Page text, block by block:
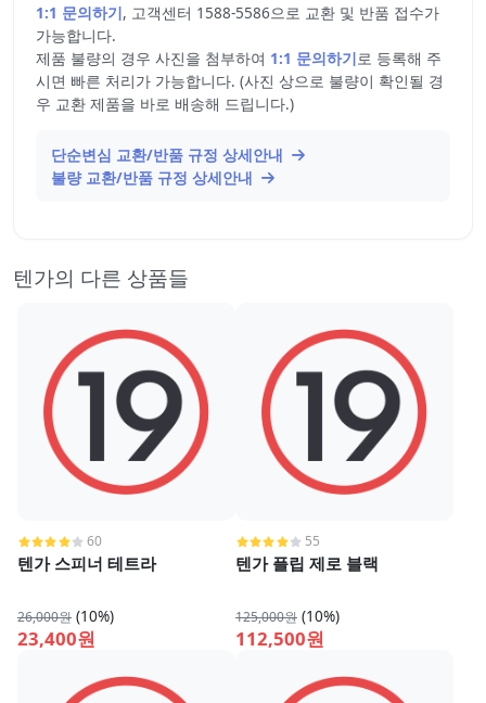
1:1 문의하기, 고객센터 1588-5586으로 교환 및 반품 접수가
가능합니다.
제품 불량의 경우 사진을 첨부하여 1:1 문의하기로 등록해 주
시면 빠른 처리가 가능합니다. (사진 상으로 불량이 확인될 경
우 교환 제품을 바로 배송해 드립니다.)
단순변심 교환/반품 규정 상세안내
불량 교환/반품 규정 상세안내
텐가의 다른 상품들
60
텐가 스피너 테트라
26,000원 (10%)
23,400원
55
텐가 플립 제로 블랙
125,000원 (10%)
112,500원